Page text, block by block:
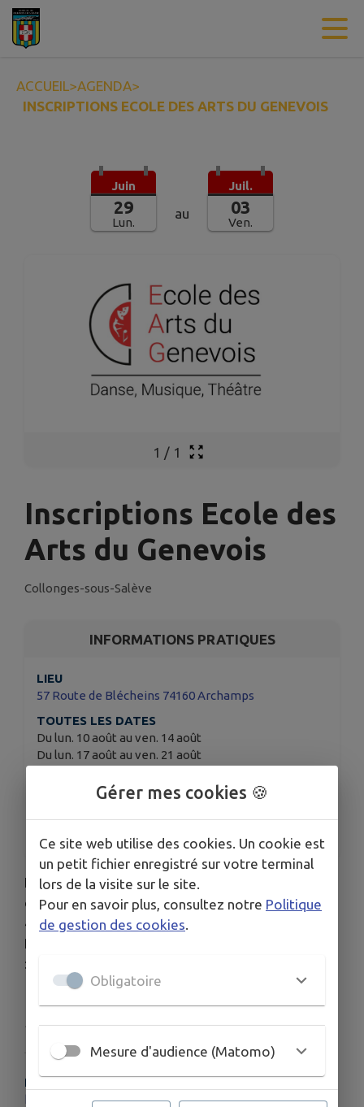
Contenu
ACCUEIL>AGENDA>
INSCRIPTIONS ECOLE DES ARTS DU GENEVOIS
Juin
29
Lun.
au
Juil.
03
Ven.
1 / 1
Inscriptions Ecole des
Arts du Genevois
Collonges-sous-Salève
INFORMATIONS PRATIQUES
LIEU
57 Route de Blécheins 74160 Archamps
TOUTES LES DATES
Du lun. 10 août au ven. 14 août
Du lun. 17 août au ven. 21 août
Du lun. 31 août au ven. 4 sept.
Les inscriptions pour l'année 2026-2027 sont
ouvertes du 22 juin au 10 juillet puis du 10 août au
4 septembre.
Plus de détails sur le site de l'école
:
Publié par Ecole des Arts du Genevois
PLUS D'INFORMATIONS
https://artsdugenevois.fr/
Gérer mes cookies 🍪
Ce site web utilise des cookies. Un cookie est
un petit fichier enregistré sur votre terminal
lors de la visite sur le site.
Pour en savoir plus, consultez notre Politique
de gestion des cookies.
Obligatoire
Mesure d'audience (Matomo)